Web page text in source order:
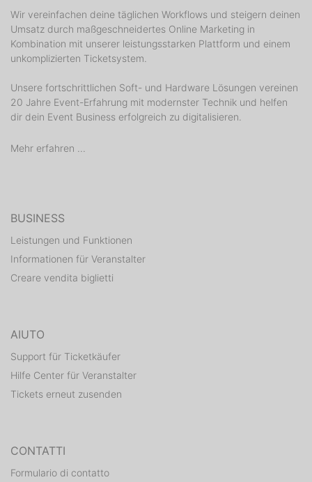
Wir vereinfachen deine täglichen Workflows und steigern deinen
Umsatz durch maßgeschneidertes Online Marketing in
Kombination mit unserer leistungsstarken Plattform und einem
unkomplizierten Ticketsystem.
Unsere fortschrittlichen Soft- und Hardware Lösungen vereinen
20 Jahre Event-Erfahrung mit modernster Technik und helfen
dir dein Event Business erfolgreich zu digitalisieren.
Mehr erfahren ...
BUSINESS
Leistungen und Funktionen
Informationen für Veranstalter
Creare vendita biglietti
AIUTO
Support für Ticketkäufer
Hilfe Center für Veranstalter
Tickets erneut zusenden
CONTATTI
Formulario di contatto